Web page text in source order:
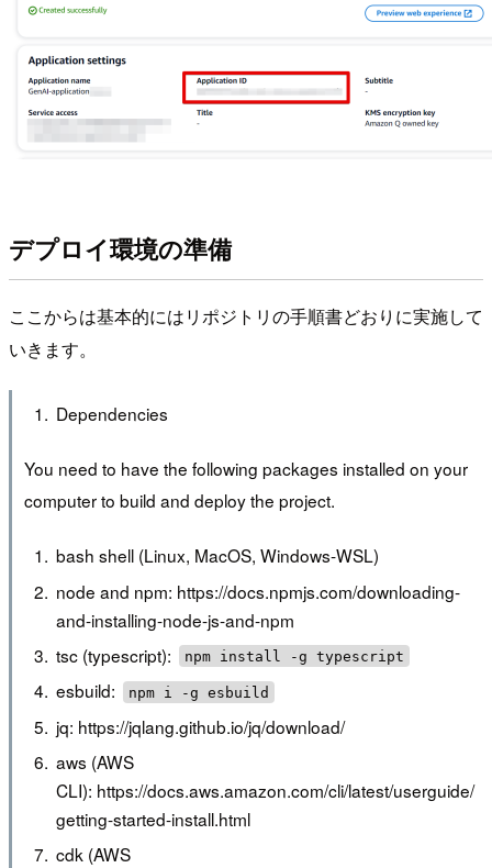
デプロイ環境の準備
ここからは基本的にはリポジトリの手順書どおりに実施して
いきます。
Dependencies
You need to have the following packages installed on your
computer to build and deploy the project.
bash shell (Linux, MacOS, Windows-WSL)
node and npm: https://docs.npmjs.com/downloading-
and-installing-node-js-and-npm
tsc (typescript):
npm install -g typescript
esbuild: npm i -g esbuild
jq: https://jqlang.github.io/jq/download/
aws (AWS
CLI): https://docs.aws.amazon.com/cli/latest/userguide/
getting-started-install.html
cdk (AWS